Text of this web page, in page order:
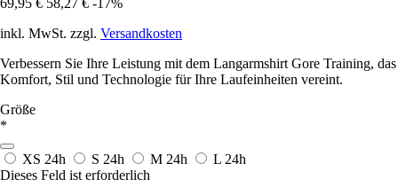
inkl. MwSt. zzgl. Versandkosten
Verbessern Sie Ihre Leistung mit dem Langarmshirt Gore Training, das
Komfort, Stil und Technologie für Ihre Laufeinheiten vereint.
Größe
*
XS 24h S 24h M 24h L 24h
Dieses Feld ist erforderlich